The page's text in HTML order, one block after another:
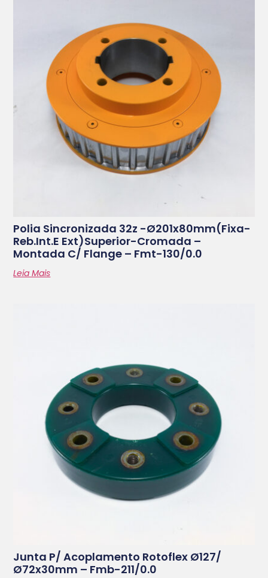
Polia Sincronizada 32z -ø201x80mm(fixa-
Reb.int.e Ext)superior-Cromada –
Montada C/ Flange – Fmt-130/0.0
Leia Mais
Junta P/ Acoplamento Rotoflex Ø127/
Ø72x30mm – Fmb-211/0.0